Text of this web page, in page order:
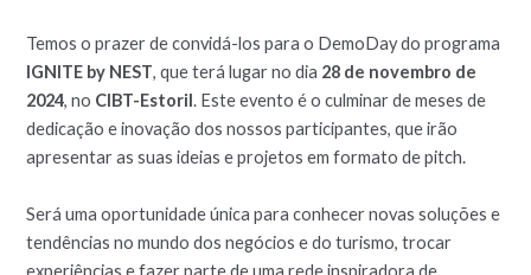
Temos o prazer de convidá-los para o DemoDay do programa
IGNITE by NEST, que terá lugar no dia 28 de novembro de
2024, no CIBT-Estoril. Este evento é o culminar de meses de
dedicação e inovação dos nossos participantes, que irão
apresentar as suas ideias e projetos em formato de pitch.
Será uma oportunidade única para conhecer novas soluções e
tendências no mundo dos negócios e do turismo, trocar
experiências e fazer parte de uma rede inspiradora de